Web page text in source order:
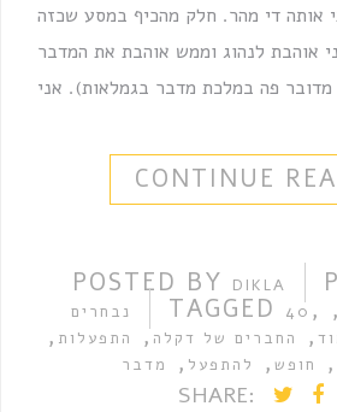
אותה די מהר. חלק מהכיף במסע שכזה
אוהבת לנהוג וממש אוהבת את המדבר
CONTINUE
POSTED BY DIKLA
נבחרים TAGGED 40 , ,
, החברים של דקלה, התפעלות ,
, חופש , להתפעל , מדבר
SHARE: